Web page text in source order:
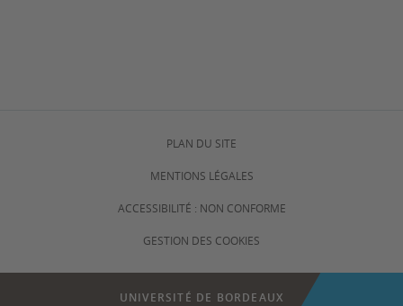
PLAN DU SITE
MENTIONS LÉGALES
ACCESSIBILITÉ : NON CONFORME
GESTION DES COOKIES
UNIVERSITÉ DE BORDEAUX